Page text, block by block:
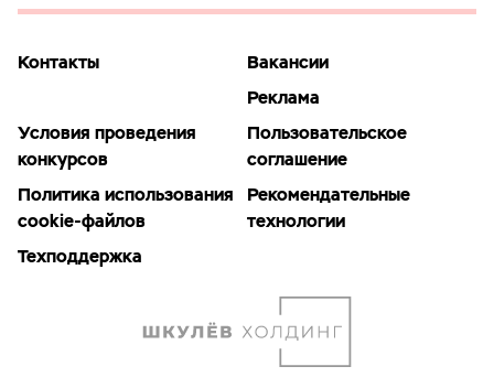
Контакты
Вакансии
Реклама
Условия проведения
конкурсов
Пользовательское
соглашение
Политика использования
cookie-файлов
Рекомендательные
технологии
Техподдержка